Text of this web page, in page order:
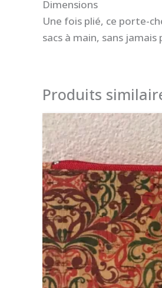
Dimensions
Une fois plié, ce porte-
sacs à main, sans
Produits